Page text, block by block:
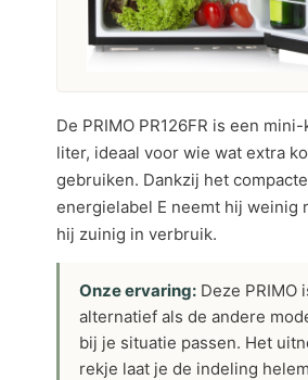
De PRIMO PR126FR is een
liter, ideaal voor wie wat extra
gebruiken. Dankzij het
energielabel E neemt hij weinig
hij zuinig in verbruik.
Onze ervaring: Deze PRIMO
alternatief als de andere
bij je situatie passen. Het
rekje laat je de indeling